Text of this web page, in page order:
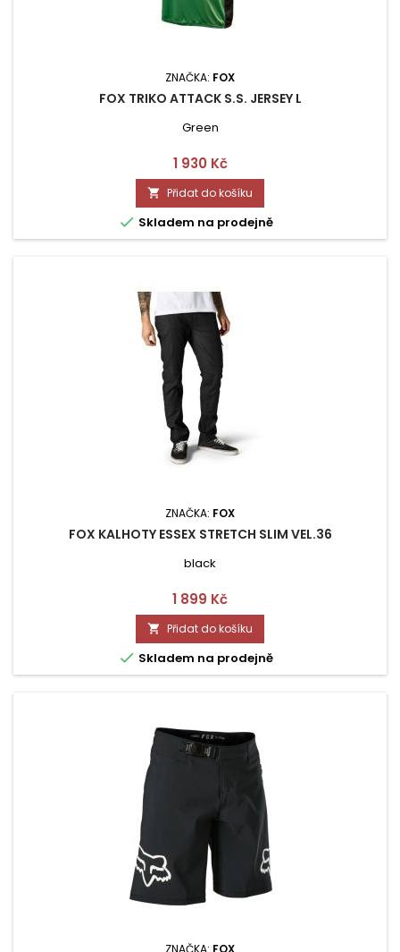
ZNAČKA: FOX
FOX TRIKO ATTACK S.S. JERSEY L
Green
Cena
1 930 Kč
 Přidat do košíku
 Skladem na prodejně
ZNAČKA: FOX
FOX KALHOTY ESSEX STRETCH SLIM VEL.36
black
Cena
1 899 Kč
 Přidat do košíku
 Skladem na prodejně
ZNAČKA: FOX